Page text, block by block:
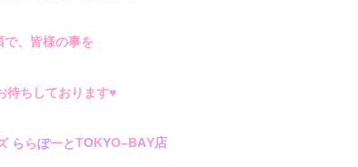
で、皆様の事を
待ちしております♥
ららぽーとTOKYO–BAY店